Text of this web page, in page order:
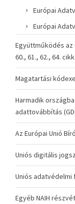
Európai
Európai
Együttműködés az
60., 61., 62., 64.
Magatartási
Harmadik
adattovábbítás
Az Európai Unió
Uniós digitális
Uniós
Egyéb NAIH